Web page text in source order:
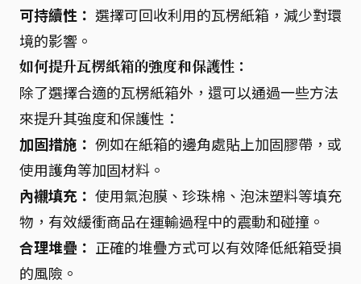
可持續性： 選擇可回收利用的瓦楞紙箱，減少對環
境的影響。
如何提升瓦楞紙箱的強度和保護性：
除了選擇合適的瓦楞紙箱外，還可以通過一些方法
來提升其強度和保護性：
加固措施： 例如在紙箱的邊角處貼上加固膠帶，或
使用護角等加固材料。
內襯填充： 使用氣泡膜、珍珠棉、泡沫塑料等填充
物，有效緩衝商品在運輸過程中的震動和碰撞。
合理堆疊： 正確的堆疊方式可以有效降低紙箱受損
的風險。